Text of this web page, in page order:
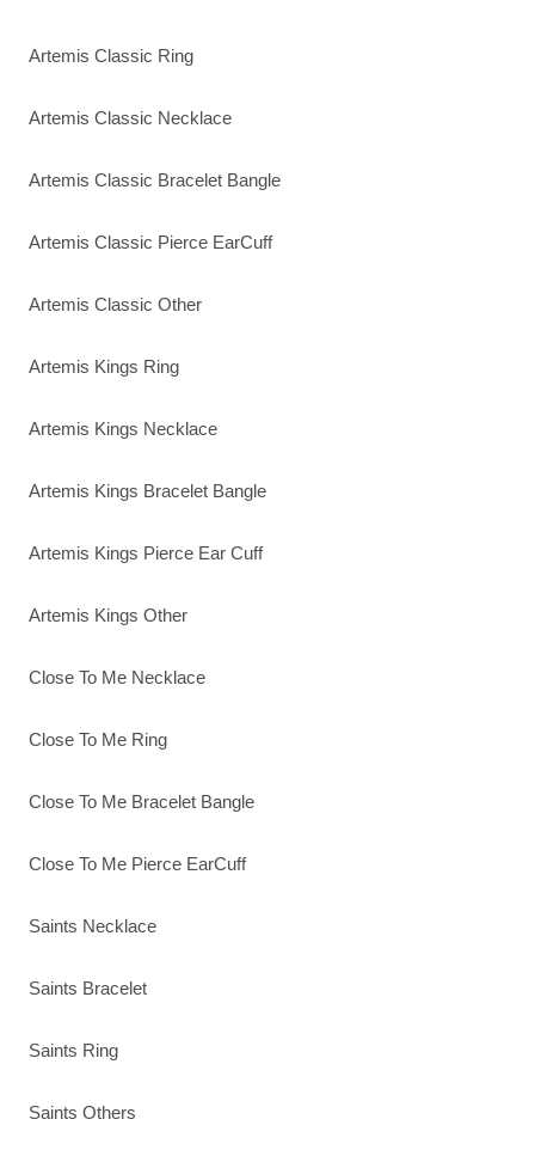
Artemis Classic Ring
Artemis Classic Necklace
Artemis Classic Bracelet Bangle
Artemis Classic Pierce EarCuff
Artemis Classic Other
Artemis Kings Ring
Artemis Kings Necklace
Artemis Kings Bracelet Bangle
Artemis Kings Pierce Ear Cuff
Artemis Kings Other
Close To Me Necklace
Close To Me Ring
Close To Me Bracelet Bangle
Close To Me Pierce EarCuff
Saints Necklace
Saints Bracelet
Saints Ring
Saints Others